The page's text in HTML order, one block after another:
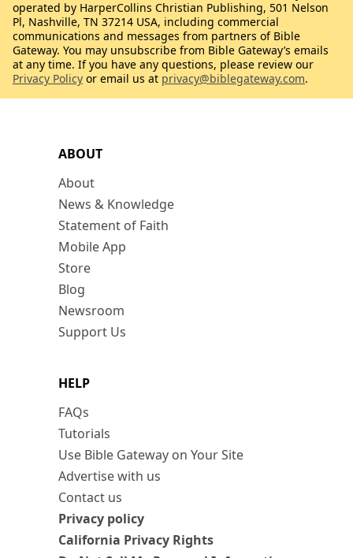
ABOUT
About
News & Knowledge
Statement of Faith
Mobile App
Store
Blog
Newsroom
Support Us
HELP
FAQs
Tutorials
Use Bible Gateway on Your Site
Advertise with us
Contact us
Privacy policy
California Privacy Rights
operated by HarperCollins Christian Publishing, 501 Nelson
Pl, Nashville, TN 37214 USA, including commercial
communications and messages from partners of Bible
Gateway. You may unsubscribe from Bible Gateway’s emails
at any time. If you have any questions, please review our
Privacy Policy or email us at privacy@biblegateway.com.